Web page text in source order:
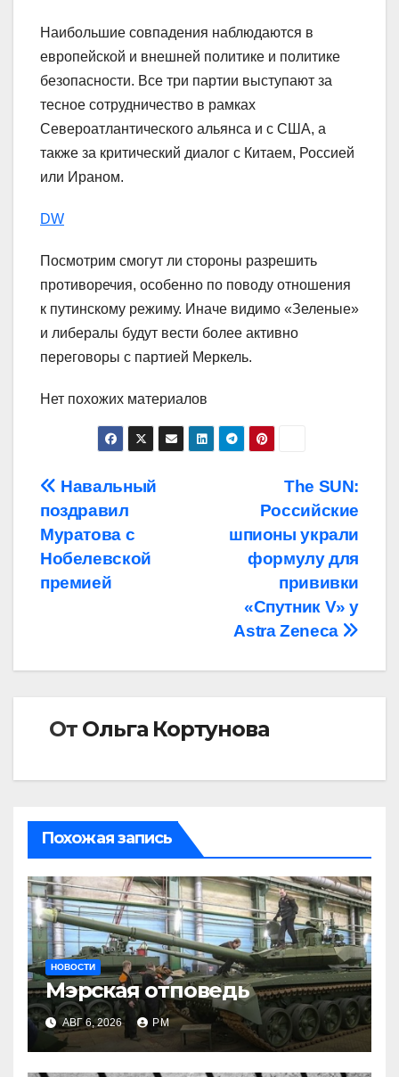
Наибольшие совпадения наблюдаются в
европейской и внешней политике и политике
безопасности. Все три партии выступают за
тесное сотрудничество в рамках
Североатлантического альянса и с США, а
также за критический диалог с Китаем, Россией
или Ираном.
DW
Посмотрим смогут ли стороны разрешить
противоречия, особенно по поводу отношения
к путинскому режиму. Иначе видимо «Зеленые»
и либералы будут вести более активно
переговоры с партией Меркель.
Нет похожих материалов
Навигация
по
записям
The SUN:
Российские
шпионы украли
формулу для
прививки
«Спутник V» у
Astra Zeneca
Навальный
поздравил
Муратова с
Нобелевской
премией
От Ольга Кортунова
Похожая запись
НОВОСТИ
Мэрская отповедь
АВГ 6, 2026 РМ